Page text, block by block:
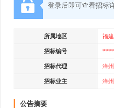
登录后即可查看招标
所属地区 福建
招标编号
招标代理 漳
招标业主 漳
公告摘要